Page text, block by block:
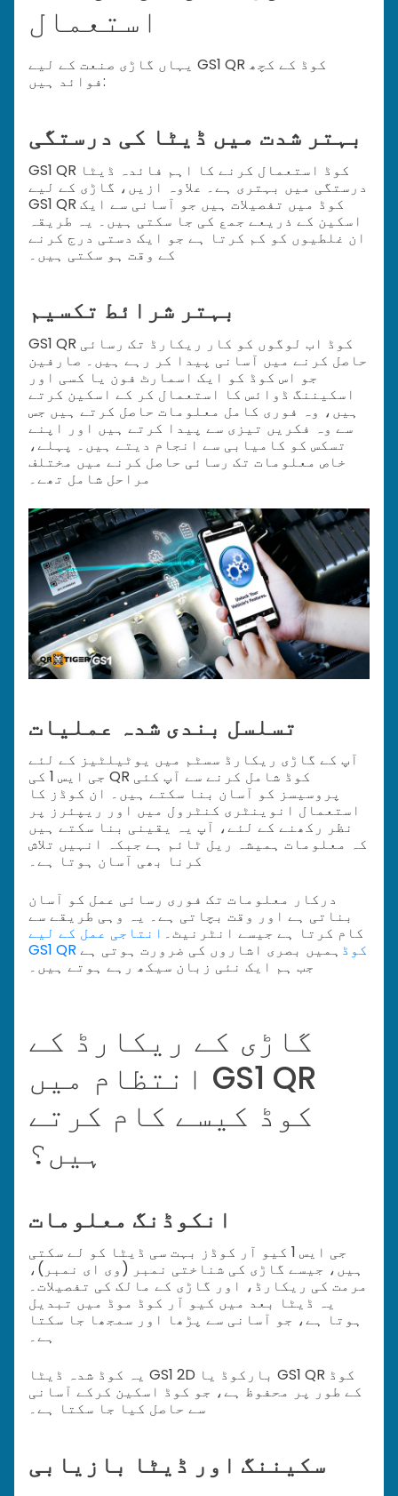
استعمال
یہاں گاڑی صنعت کے لیے GS1 QR کوڈ کے کچھ
فوائد ہیں:
بہتر شدت میں ڈیٹا کی درستگی
GS1 QR کوڈ استعمال کرنے کا اہم فائدہ ڈیٹا
درستگی میں بہتری ہے۔ علاوہ ازیں، گاڑی کے لیے
GS1 QR کوڈ میں تفصیلات ہیں جو آسانی سے ایک
اسکین کے ذریعے جمع کی جا سکتی ہیں۔ یہ طریقہ
ان غلطیوں کو کم کرتا ہے جو ایک دستی درج کرنے
کے وقت ہو سکتی ہیں۔
بہتر شرائط تکسیم
GS1 QR کوڈ اب لوگوں کو کار ریکارڈ تک رسائی
حاصل کرنے میں آسانی پیدا کر رہے ہیں۔ صارفین
جو اس کوڈ کو ایک اسمارٹ فون یا کسی اور
اسکیننگ ڈوائس کا استعمال کر کے اسکین کرتے
ہیں، وہ فوری کامل معلومات حاصل کرتے ہیں جس
سے وہ فکریں تیزی سے پیدا کرتے ہیں اور اپنے
تسکس کو کامیابی سے انجام دیتے ہیں۔ پہلے،
خاص معلومات تک رسائی حاصل کرنے میں مختلف
مراحل شامل تھے۔
تسلسل بندی شدہ عملیات
آپ کے گاڑی ریکارڈ سسٹم میں یوٹیلٹیز کے لئے
جی ایس 1 کی QR کوڈ شامل کرنے سے آپ کئی
پروسیسز کو آسان بنا سکتے ہیں۔ ان کوڈز کا
استعمال انوینٹری کنٹرول میں اور ریپئرز پر
نظر رکھنے کے لئے، آپ یہ یقینی بنا سکتے ہیں
کہ معلومات ہمیشہ ریل ٹائم ہے جبکہ انہیں تلاش
کرنا بھی آسان ہوتا ہے۔
درکار معلومات تک فوری رسائی عمل کو آسان
بناتی ہے اور وقت بچاتی ہے۔ یہ وہی طریقے سے
کام کرتا ہے جیسے انٹرنیٹ۔ انتاجی عمل کے لیے
GS1 QR کوڈ ہمیں بصری اشاروں کی ضرورت ہوتی ہے
جب ہم ایک نئی زبان سیکھ رہے ہوتے ہیں۔
گاڑی کے ریکارڈ کے
انتظام میں GS1 QR
کوڈ کیسے کام کرتے
ہیں؟
انکوڈنگ معلومات
جی ایس 1 کیو آر کوڈز بہت سی ڈیٹا کو لے سکتی
ہیں، جیسے گاڑی کی شناختی نمبر (وی ای نمبر)،
مرمت کی ریکارڈ، اور گاڑی کے مالک کی تفصیلات۔
یہ ڈیٹا بعد میں کیو آر کوڈ موڈ میں تبدیل
ہوتا ہے، جو آسانی سے پڑھا اور سمجھا جا سکتا
ہے۔
یہ کوڈ شدہ ڈیٹا GS1 2D بارکوڈ یا GS1 QR کوڈ
کے طور پر محفوظ ہے، جو کوڈ اسکین کرکے آسانی
سے حاصل کیا جا سکتا ہے۔
سکیننگ اور ڈیٹا بازیابی